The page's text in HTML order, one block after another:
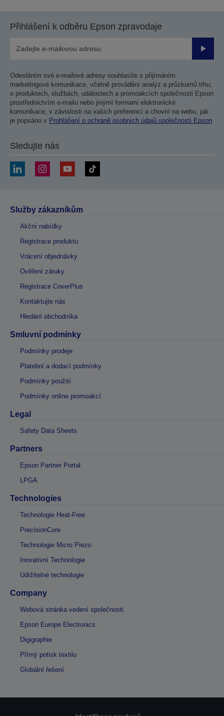
Přihlášení k odběru Epson zpravodaje
Odesláním své e-mailové adresy souhlasíte s přijímáním
marketingové komunikace, včetně provádění analýz a průzkumů trhu,
o produktech, službách, událostech a promoakcích společnosti Epson
prostřednictvím e-mailu nebo jinými formami elektronické
komunikace, v závislosti na vašich preferencí a chovní na webu, jak
je popsáno v Prohlášení o ochraně osobních údajů společnosti Epson
Sledujte nás
Služby zákazníkům
Akční nabídky
Registrace produktu
Vrácení objednávky
Ověření záruky
Registrace CoverPlus
Kontaktujte nás
Hledání obchodníka
Smluvní podmínky
Podmínky prodeje
Platební a dodací podmínky
Podmínky použití
Podmínky online promoakcí
Legal
Safety Data Sheets
Partners
Epson Partner Portal
LPGA
Technologies
Technologie Heat-Free
PrecisionCore
Technologie Micro Piezo
Inovativní Technologie
Udržitelné technologie
Company
Webová stránka vedení společnosti
Epson Europe Electronics
Digigraphie
Přímý potisk textilu
Globální řešení